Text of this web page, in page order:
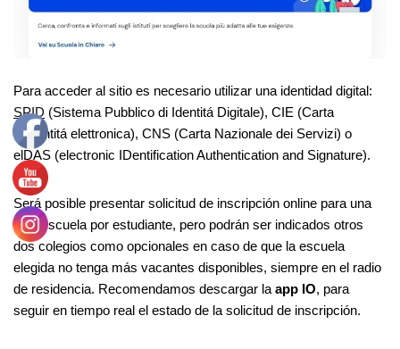
Para acceder al sitio es necesario utilizar una identidad digital:
SPID (Sistema Pubblico di Identitá Digitale), CIE (Carta
D’identitá elettronica), CNS (Carta Nazionale dei Servizi) o
elDAS (electronic IDentification Authentication and Signature).
Será posible presentar solicitud de inscripción online para una
sola escuela por estudiante, pero podrán ser indicados otros
dos colegios como opcionales en caso de que la escuela
elegida no tenga más vacantes disponibles, siempre en el radio
de residencia. Recomendamos descargar la app IO, para
seguir en tiempo real el estado de la solicitud de inscripción.